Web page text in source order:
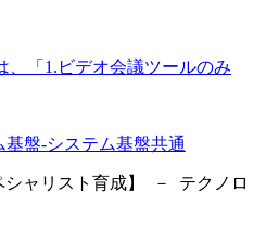
、「1.ビデオ会議ツールのみ
基盤-システム基盤共通
シャリスト育成】 － テクノロ